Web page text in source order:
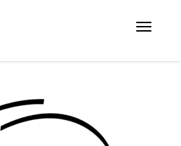
Avaa
valikko